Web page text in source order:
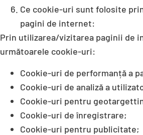
Ce cookie-uri sunt folosite
pagini de internet:
Prin utilizarea/vizitarea paginii de
următoarele cookie-uri:
Cookie-uri de performanță a
Cookie-uri de analiză a
Cookie-uri pentru
Cookie-uri de înregistrare;
Cookie-uri pentru publicitate;